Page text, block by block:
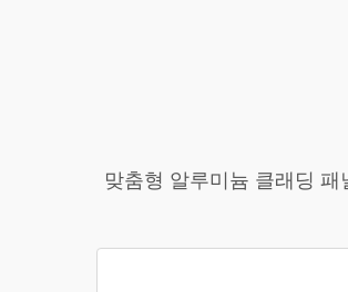
맞춤형 알루미늄 클래딩